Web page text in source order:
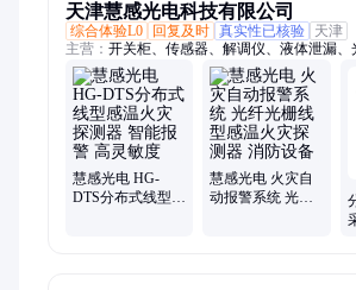
天津慧感光电科技有限公司
综合体验L0
回复及时 真实性已核验
天津
主营： 开关柜、传感器、解调仪、液体泄漏、
纤、声波监测、光纤光栅、开关高压、温度监
构振动、光纤感温、光电光纤、测温主机、
温、光纤液体、皮带温度、表面温度、无线主
纤解调、结构温度、光纤温度
慧感光电 HG-
DTS分布式线型感
慧感光电 火灾自
动报警系统 光纤